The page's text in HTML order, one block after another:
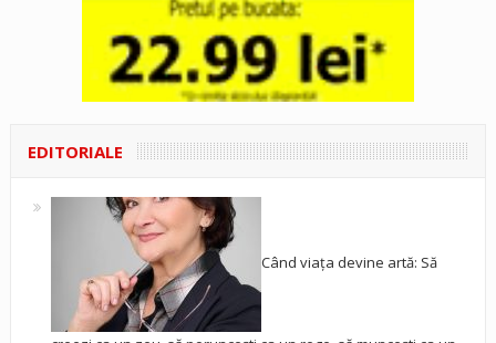
EDITORIALE
Când viața devine artă: Să